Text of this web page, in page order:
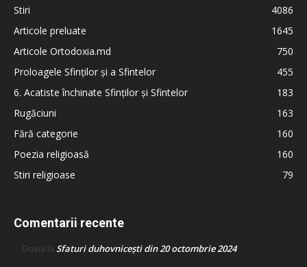
Stiri
4086
Articole preluate
1645
Articole Ortodoxia.md
750
Proloagele Sfinților și a Sfintelor
455
6. Acatiste închinate Sfinților și Sfintelor
183
Rugăciuni
163
Fără categorie
160
Poezia religioasă
160
Stiri religioase
79
Comentarii recente
Doina la Sfaturi duhovnicești din 20 octombrie 2024